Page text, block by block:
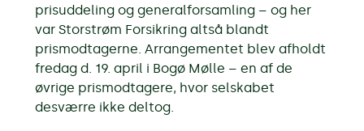
prisuddeling og generalforsamling – og her
var Storstrøm Forsikring altså blandt
prismodtagerne. Arrangementet blev afholdt
fredag d. 19. april i Bogø Mølle – en af de
øvrige prismodtagere, hvor selskabet
desværre ikke deltog.